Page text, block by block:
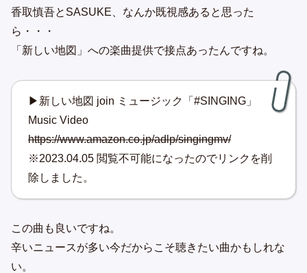
香取慎吾とSASUKE、なんか既視感あると思った
ら・・・
「新しい地図」への楽曲提供で接点あったんですね。
▶新しい地図 join ミュージック「#SINGING」
Music Video
https://www.amazon.co.jp/adlp/singingmv/
※2023.04.05 閲覧不可能になったのでリンクを削
除しました。
この曲も良いですね。
辛いニュースが多い今だからこそ聴きたい曲かもしれな
い。